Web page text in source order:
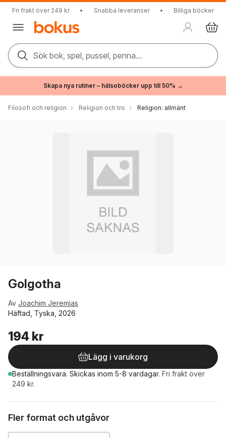
Fri frakt över 249 kr • Snabba leveranser • Billiga böcker
Sök bok, spel, pussel, penna...
Skapa nya rutiner – hälsoböcker upp till 50% →
Filosofi och religion Religion och tro Religion: allmänt
Golgotha
Av Joachim Jeremias
Häftad, Tyska, 2026
194 kr
Lägg i varukorg
Beställningsvara. Skickas inom 5-8 vardagar. Fri frakt över
249 kr.
Fler format och utgåvor